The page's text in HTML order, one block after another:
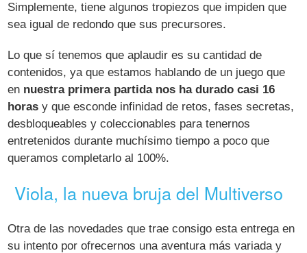
Simplemente, tiene algunos tropiezos que impiden que
sea igual de redondo que sus precursores.
Lo que sí tenemos que aplaudir es su cantidad de
contenidos, ya que estamos hablando de un juego que
en nuestra primera partida nos ha durado casi 16
horas y que esconde infinidad de retos, fases secretas,
desbloqueables y coleccionables para tenernos
entretenidos durante muchísimo tiempo a poco que
queramos completarlo al 100%.
Viola, la nueva bruja del Multiverso
Otra de las novedades que trae consigo esta entrega en
su intento por ofrecernos una aventura más variada y